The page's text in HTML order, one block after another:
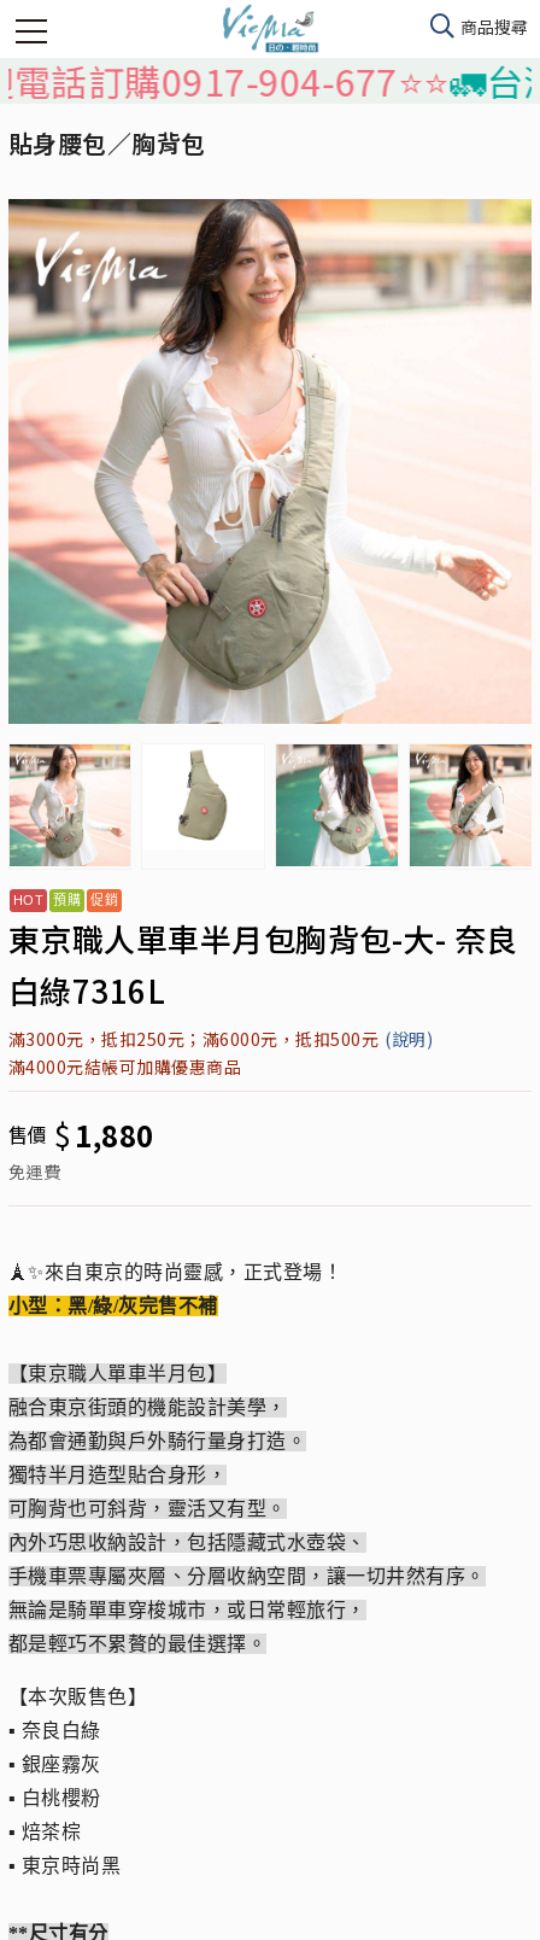
購0917-904-677⭐️⭐️🚛台灣本
貼身腰包／胸背包
東京職人單車半月包胸背包-大- 奈良
白綠7316L
滿3000元，抵扣250元；滿6000元，抵扣500元 (說明)
滿4000元結帳可加購優惠商品
售價 $ 1,880
免運費
🗼✨來自東京的時尚靈感，正式登場！
小型：黑/綠/灰完售不補
【東京職人單車半月包】
融合東京街頭的機能設計美學，
為都會通勤與戶外騎行量身打造。
獨特半月造型貼合身形，
可胸背也可斜背，靈活又有型。
內外巧思收納設計，包括隱藏式水壺袋、
手機車票專屬夾層、分層收納空間，讓一切井然有序。
無論是騎單車穿梭城市，或日常輕旅行，
都是輕巧不累贅的最佳選擇。
【本次販售色】
▪︎ 奈良白綠
▪︎ 銀座霧灰
▪︎ 白桃櫻粉
▪︎ 焙茶棕
▪︎ 東京時尚黑
**尺寸有分